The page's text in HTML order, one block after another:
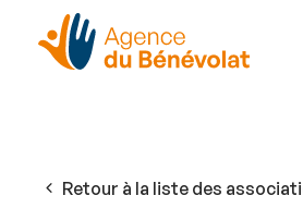
Retour à la liste des